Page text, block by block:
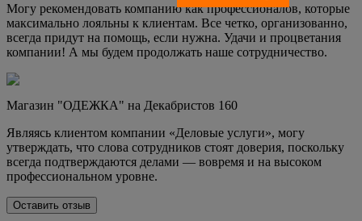
Могу рекомендовать компанию как профессионалов, которые
максимально лояльны к клиентам. Все четко, организованно,
всегда придут на помощь, если нужна. Удачи и процветания
компании! А мы будем продолжать наше сотрудничество.
Магазин "ОДЕЖКА" на Декабристов 160
Являясь клиентом компании «Деловые услуги», могу
утверждать, что слова сотрудников стоят доверия, поскольку
всегда подтверждаются делами — вовремя и на высоком
профессиональном уровне.
Оставить отзыв